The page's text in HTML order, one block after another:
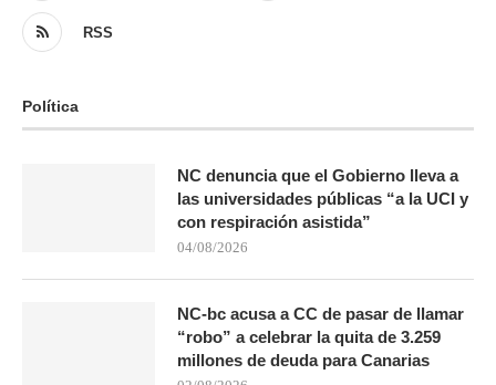
RSS
Política
NC denuncia que el Gobierno lleva a
las universidades públicas “a la UCI y
con respiración asistida”
04/08/2026
NC-bc acusa a CC de pasar de llamar
“robo” a celebrar la quita de 3.259
millones de deuda para Canarias